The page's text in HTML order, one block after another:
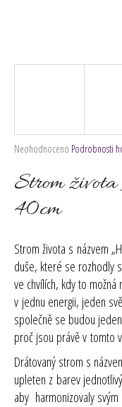
Průměrné
produktu
je
0,0
z
hvězdiček.
Neohodnoceno Podrobnosti
Strom
40cm
Strom života s názvem
duše, které se rozhodly
ve chvílích, kdy to
v jednu energii, jeden
společně se budou
proč jsou právě v tomto
Drátovaný strom s
upleten z barev
aby harmonizovaly svým
m